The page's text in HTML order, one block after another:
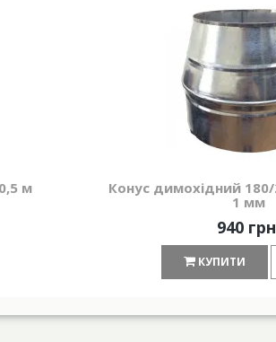
м
Конус димохідний
1 мм
940
КУПИТИ